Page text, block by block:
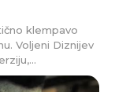
klempavo
Voljeni Diznijev